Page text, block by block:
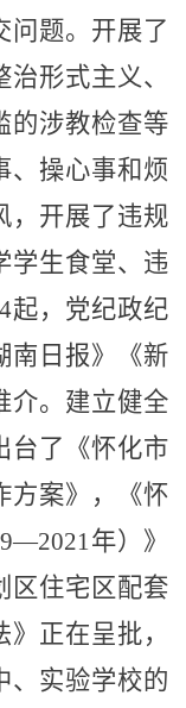
问题。开展了
形式主义、
的涉教检查等
、操心事和烦
，开展了违规
学生食堂、违
起，党纪政纪
南日报》《新
介。建立健全
台了《怀化市
方案》，《怀
年）》
区住宅区配套
正在呈批，
、实验学校的